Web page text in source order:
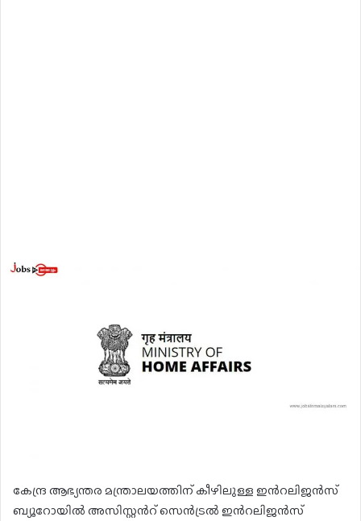
കേന്ദ്ര ആഭ്യന്തര മന്ത്രാലയത്തിന് കീഴിലുള്ള ഇൻറലിജൻസ്
ബ്യൂറോയിൽ അസിസ്റ്റൻറ് സെൻട്രൽ ഇൻറലിജൻസ്